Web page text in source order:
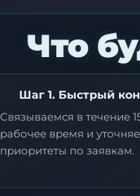
Что
Шаг 1. Быстрый
Связываемся в течение
рабочее время и
приоритеты по заявкам.